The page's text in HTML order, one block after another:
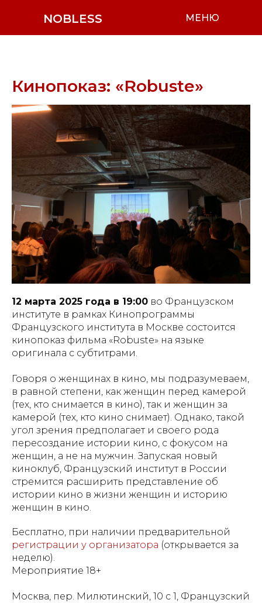
NOBLESS МЕНЮ
Кинопоказ: «Robuste»
12 марта 2025 года в 19:00 во Французском
институте в рамках Кинопрограммы
Французского института в Москве состоится
кинопоказ фильма «Robuste» на языке
оригинала с субтитрами.
Говоря о женщинах в кино, мы подразумеваем,
в равной степени, как женщин перед камерой
(тех, кто снимается в кино), так и женщин за
камерой (тех, кто кино снимает). Однако, такой
угол зрения предполагает и своего рода
пересоздание истории кино, с фокусом на
женщин, а не на мужчин. Запуская новый
киноклуб, Французский институт в России
стремится расширить представление об
истории кино в жизни женщин и историю
женщин в кино.
Бесплатно, при наличии предварительной
регистрации у организатора (открывается за
неделю).
Мероприятие 18+
Москва, пер. Милютинский, 10 с 1, Французский